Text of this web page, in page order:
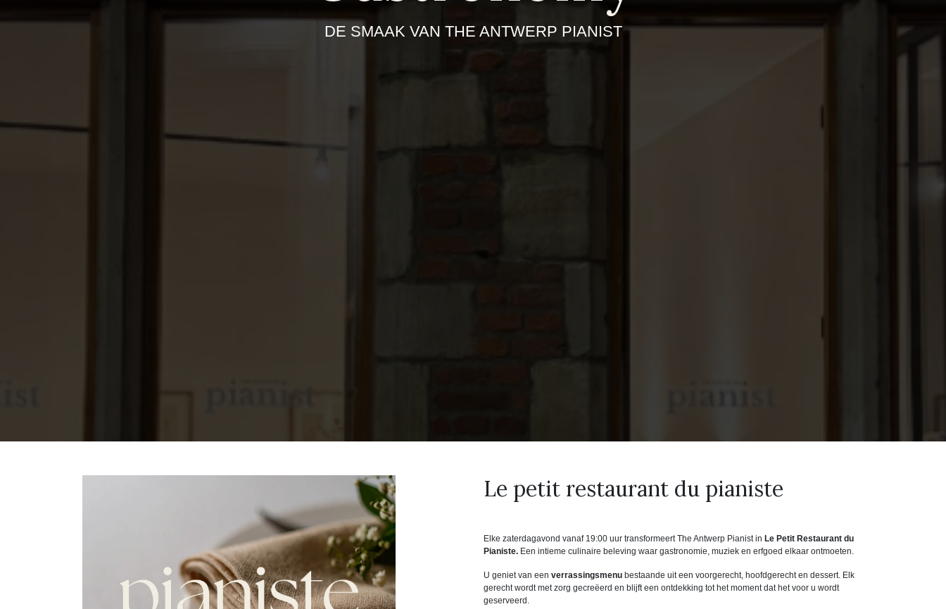
DE SMAAK VAN THE ANTWERP PIANIST
Le petit restaurant du pianiste
Elke zaterdagavond vanaf 19:00 uur transformeert The Antwerp Pianist in Le Petit Restaurant du
Pianiste. Een intieme culinaire beleving waar gastronomie, muziek en erfgoed elkaar ontmoeten.
U geniet van een verrassingsmenu bestaande uit een voorgerecht, hoofdgerecht en dessert. Elk
gerecht wordt met zorg gecreëerd en blijft een ontdekking tot het moment dat het voor u wordt
geserveerd.